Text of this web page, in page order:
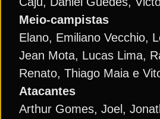
Meio-campistas
Elano, Emiliano Vecchio,
Jean Mota, Lucas Lima,
Renato, Thiago Maia e
Atacantes
Arthur Gomes, Joel,